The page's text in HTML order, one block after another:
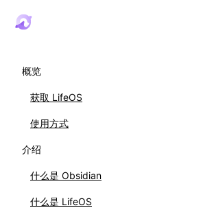
概览
获取 LifeOS
使用方式
介绍
什么是 Obsidian
什么是 LifeOS